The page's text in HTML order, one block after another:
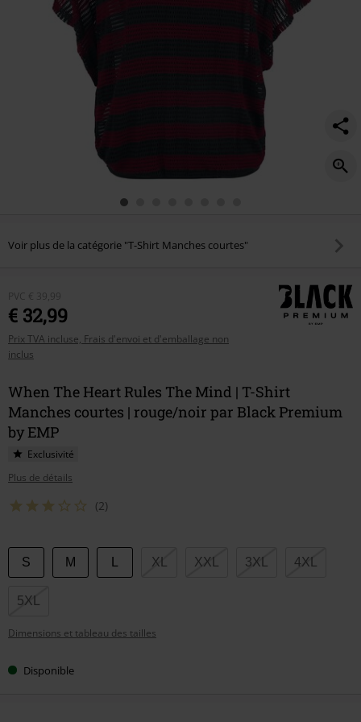
Voir plus de la catégorie "T-Shirt Manches courtes"
PVC € 39,99
€ 32,99
Prix TVA incluse, Frais d'envoi et d'emballage non
inclus
When The Heart Rules The Mind | T-Shirt
Manches courtes | rouge/noir par Black Premium
by EMP
Exclusivité
Plus de détails
(2)
Choisissez
votre
taille
S M XL XXL 3XL 4XL
5XL
Dimensions et tableau des tailles
Disponible